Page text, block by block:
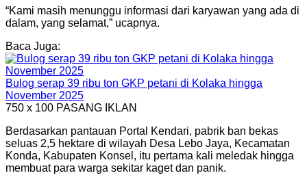
“Kami masih menunggu informasi dari karyawan yang ada di
dalam, yang selamat,” ucapnya.
Baca Juga:
Bulog serap 39 ribu ton GKP petani di Kolaka hingga
November 2025
750 x 100 PASANG IKLAN
Berdasarkan pantauan Portal Kendari, pabrik ban bekas
seluas 2,5 hektare di wilayah Desa Lebo Jaya, Kecamatan
Konda, Kabupaten Konsel, itu pertama kali meledak hingga
membuat para warga sekitar kaget dan panik.